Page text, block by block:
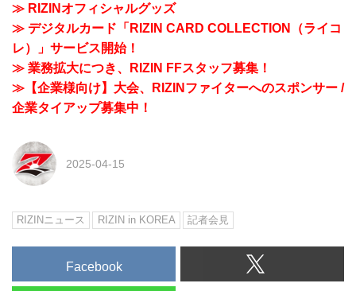
≫ RIZINオフィシャルグッズ
≫ デジタルカード「RIZIN CARD COLLECTION（ライコ
レ）」サービス開始！
≫ 業務拡大につき、RIZIN FFスタッフ募集！
≫【企業様向け】大会、RIZINファイターへのスポンサー /
企業タイアップ募集中！
2025-04-15
RIZINニュース RIZIN in KOREA 記者会見
Facebook